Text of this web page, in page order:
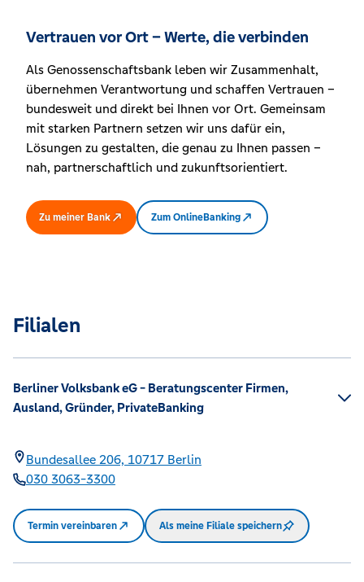
Vertrauen vor Ort – Werte, die verbinden
Als Genossenschaftsbank leben wir Zusammenhalt,
übernehmen Verantwortung und schaffen Vertrauen –
bundesweit und direkt bei Ihnen vor Ort. Gemeinsam
mit starken Partnern setzen wir uns dafür ein,
Lösungen zu gestalten, die genau zu Ihnen passen –
nah, partnerschaftlich und zukunftsorientiert.
Zu meiner Bank Zum OnlineBanking
Filialen
Berliner Volksbank eG - Beratungscenter Firmen,
Ausland, Gründer, PrivateBanking
Bundesallee 206, 10717 Berlin
030 3063-3300
Termin vereinbaren Als meine Filiale speichern